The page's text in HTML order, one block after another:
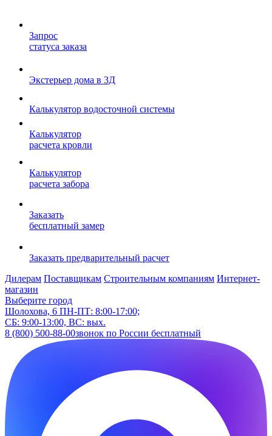
Запрос
статуса заказа
Экстерьер дома в 3Д
Калькулятор водосточной системы
Калькулятор
расчета кровли
Калькулятор
расчета забора
Заказать
бесплатный замер
Заказать предварительный расчет
Дилерам Поставщикам Строительным компаниям Интернет-
магазин
Выберите город
Шолохова, 6 ПН-ПТ: 8:00-17:00;
СБ: 9:00-13:00, ВС: вых.
8 (800) 500-88-00звонок по России бесплатный